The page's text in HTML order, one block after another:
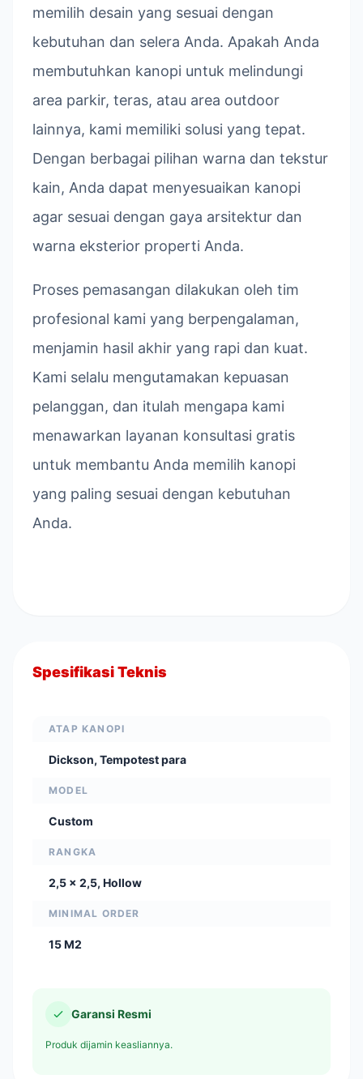
memilih desain yang sesuai dengan
kebutuhan dan selera Anda. Apakah Anda
membutuhkan kanopi untuk melindungi
area parkir, teras, atau area outdoor
lainnya, kami memiliki solusi yang tepat.
Dengan berbagai pilihan warna dan tekstur
kain, Anda dapat menyesuaikan kanopi
agar sesuai dengan gaya arsitektur dan
warna eksterior properti Anda.
Proses pemasangan dilakukan oleh tim
profesional kami yang berpengalaman,
menjamin hasil akhir yang rapi dan kuat.
Kami selalu mengutamakan kepuasan
pelanggan, dan itulah mengapa kami
menawarkan layanan konsultasi gratis
untuk membantu Anda memilih kanopi
yang paling sesuai dengan kebutuhan
Anda.
Spesifikasi Teknis
ATAP KANOPI
Dickson, Tempotest para
MODEL
Custom
RANGKA
2,5 x 2,5, Hollow
MINIMAL ORDER
15 M2
Garansi Resmi
Produk dijamin keasliannya.